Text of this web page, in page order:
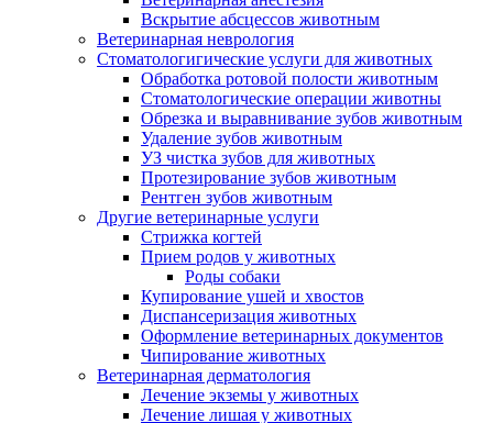
Вскрытие абсцессов животным
Ветеринарная неврология
Стоматологигические услуги для животных
Обработка ротовой полости животным
Стоматологические операции животны
Обрезка и выравнивание зубов животным
Удаление зубов животным
УЗ чистка зубов для животных
Протезирование зубов животным
Рентген зубов животным
Другие ветеринарные услуги
Стрижка когтей
Прием родов у животных
Роды собаки
Купирование ушей и хвостов
Диспансеризация животных
Оформление ветеринарных документов
Чипирование животных
Ветеринарная дерматология
Лечение экземы у животных
Лечение лишая у животных